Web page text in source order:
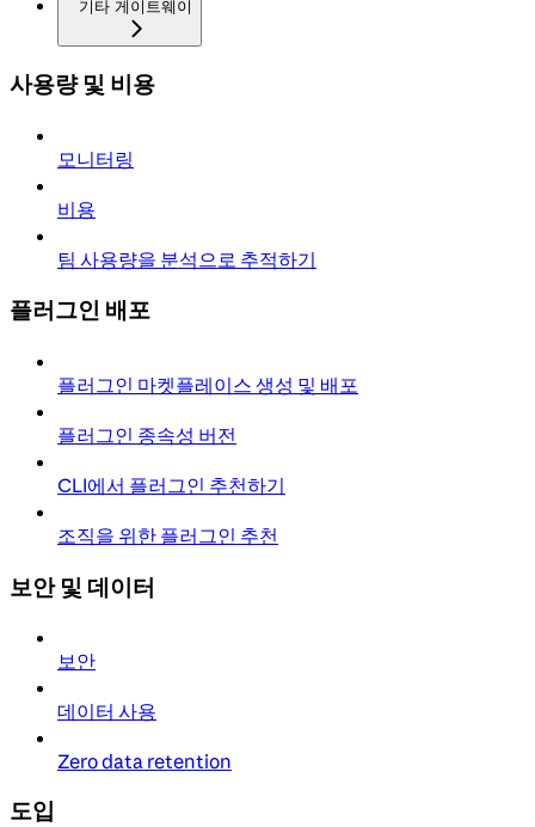
기타 게이트웨이
사용량 및 비용
모니터링
비용
팀 사용량을 분석으로 추적하기
플러그인 배포
플러그인 마켓플레이스 생성 및 배포
플러그인 종속성 버전
CLI에서 플러그인 추천하기
조직을 위한 플러그인 추천
보안 및 데이터
보안
데이터 사용
Zero data retention
도입